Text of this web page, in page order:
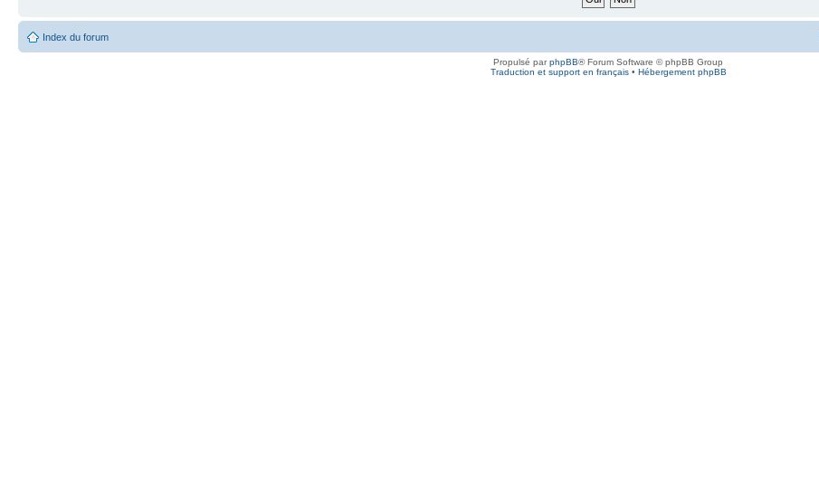
Index du forum
Propulsé parphpBB® Forum Software © phpBB Group
Traduction et support en français• Hébergement phpBB